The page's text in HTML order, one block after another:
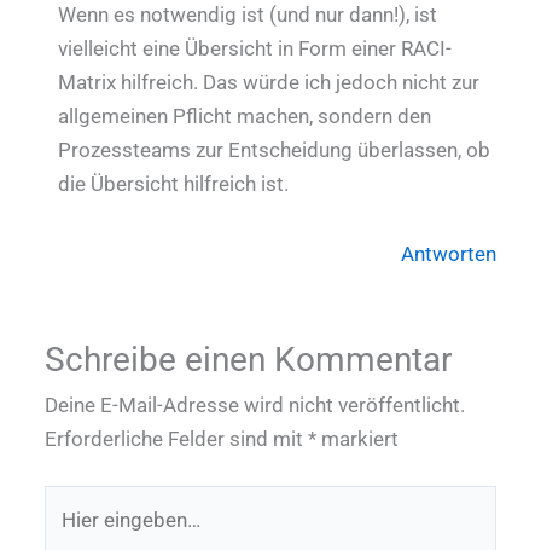
Wenn es notwendig ist (und nur dann!), ist
vielleicht eine Übersicht in Form einer RACI-
Matrix hilfreich. Das würde ich jedoch nicht zur
allgemeinen Pflicht machen, sondern den
Prozessteams zur Entscheidung überlassen, ob
die Übersicht hilfreich ist.
Antworten
Schreibe einen Kommentar
Deine E-Mail-Adresse wird nicht veröffentlicht.
Erforderliche Felder sind mit * markiert
eingeben…